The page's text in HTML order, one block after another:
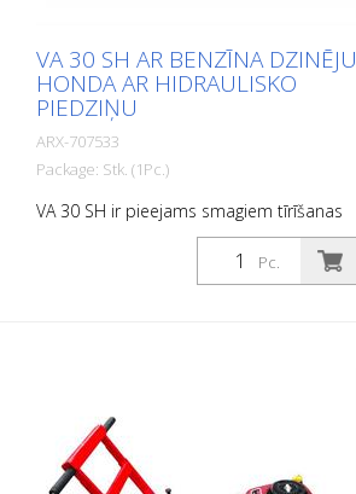
VA 30 SH AR BENZĪNA DZINĒJU
HONDA AR HIDRAULISKO
PIEDZIŅU
ARX-707533
Package: Stk. (1Pc.)
VA 30 SH ir pieejams smagiem tīrīšanas
un raupjas tīrīšanas darbiem. Pateicoties
hidrauliskajai padevei, mašīna ir
manevrējama un viegli vadāma. To
un gumijas virsmu noņemšanā lidostās.
Katram pielietojumam ir pieejami
piemēroti asmeņi. VA 30 SH ir aprīkots ar
Pc.